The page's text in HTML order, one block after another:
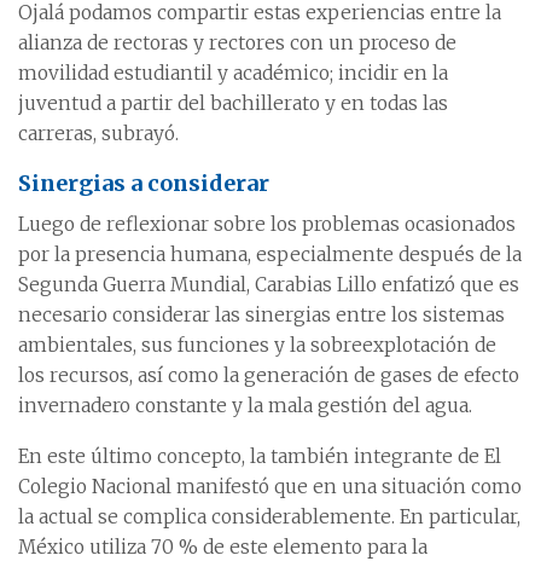
Ojalá podamos compartir estas experiencias entre la
alianza de rectoras y rectores con un proceso de
movilidad estudiantil y académico; incidir en la
juventud a partir del bachillerato y en todas las
carreras, subrayó.
Sinergias a considerar
Luego de reflexionar sobre los problemas ocasionados
por la presencia humana, especialmente después de la
Segunda Guerra Mundial, Carabias Lillo enfatizó que es
necesario considerar las sinergias entre los sistemas
ambientales, sus funciones y la sobreexplotación de
los recursos, así como la generación de gases de efecto
invernadero constante y la mala gestión del agua.
En este último concepto, la también integrante de El
Colegio Nacional manifestó que en una situación como
la actual se complica considerablemente. En particular,
México utiliza 70 % de este elemento para la